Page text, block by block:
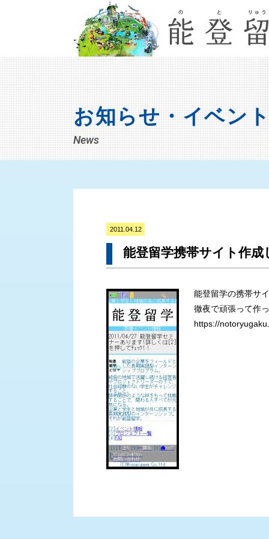
お知らせ・イベン
News
2011.04.12
能登留学携帯サイト作成
能登留学の携帯サ
徹夜で頑張って作
https://